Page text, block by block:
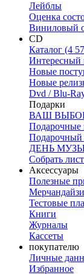
Лейблы
Оценка
Виниловый
CD
Каталог (4
Интересный
Новые
Новые
Dvd / Blu-
Подарки
ВАШ
Подарочные
Подарочный
ДЕНЬ
Собрать
Аксессуары
Полезные
Тестовые
Книги
Журналы
Кассеты
покупателю
Личные
Избранное